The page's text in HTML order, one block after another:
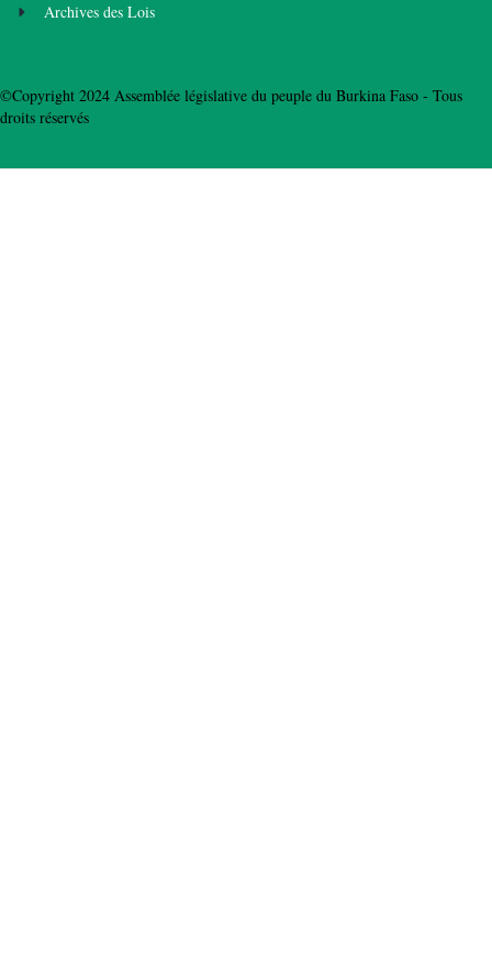
Archives des Lois
©Copyright 2024 Assemblée législative du peuple du Burkina Faso - Tous
droits réservés